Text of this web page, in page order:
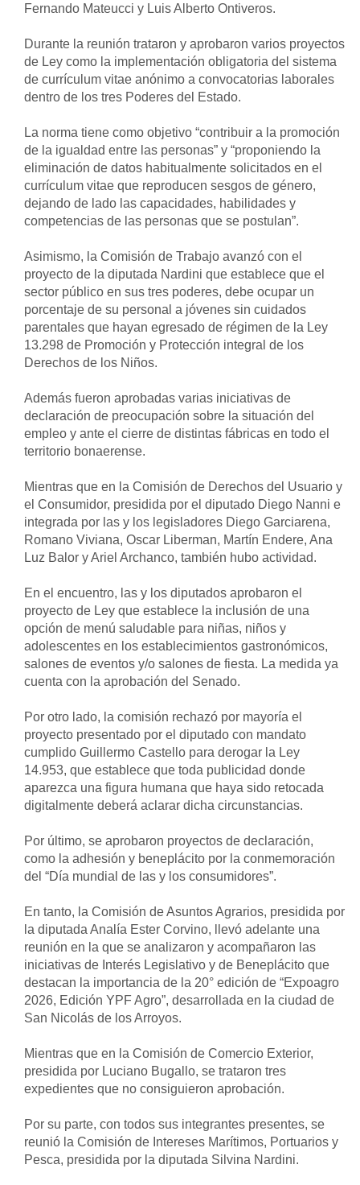
Fernando Mateucci y Luis Alberto Ontiveros.
Durante la reunión trataron y aprobaron varios proyectos
de Ley como la implementación obligatoria del sistema
de currículum vitae anónimo a convocatorias laborales
dentro de los tres Poderes del Estado.
La norma tiene como objetivo “contribuir a la promoción
de la igualdad entre las personas” y “proponiendo la
eliminación de datos habitualmente solicitados en el
currículum vitae que reproducen sesgos de género,
dejando de lado las capacidades, habilidades y
competencias de las personas que se postulan”.
Asimismo, la Comisión de Trabajo avanzó con el
proyecto de la diputada Nardini que establece que el
sector público en sus tres poderes, debe ocupar un
porcentaje de su personal a jóvenes sin cuidados
parentales que hayan egresado de régimen de la Ley
13.298 de Promoción y Protección integral de los
Derechos de los Niños.
Además fueron aprobadas varias iniciativas de
declaración de preocupación sobre la situación del
empleo y ante el cierre de distintas fábricas en todo el
territorio bonaerense.
Mientras que en la Comisión de Derechos del Usuario y
el Consumidor, presidida por el diputado Diego Nanni e
integrada por las y los legisladores Diego Garciarena,
Romano Viviana, Oscar Liberman, Martín Endere, Ana
Luz Balor y Ariel Archanco, también hubo actividad.
En el encuentro, las y los diputados aprobaron el
proyecto de Ley que establece la inclusión de una
opción de menú saludable para niñas, niños y
adolescentes en los establecimientos gastronómicos,
salones de eventos y/o salones de fiesta. La medida ya
cuenta con la aprobación del Senado.
Por otro lado, la comisión rechazó por mayoría el
proyecto presentado por el diputado con mandato
cumplido Guillermo Castello para derogar la Ley
14.953, que establece que toda publicidad donde
aparezca una figura humana que haya sido retocada
digitalmente deberá aclarar dicha circunstancias.
Por último, se aprobaron proyectos de declaración,
como la adhesión y beneplácito por la conmemoración
del “Día mundial de las y los consumidores”.
En tanto, la Comisión de Asuntos Agrarios, presidida por
la diputada Analía Ester Corvino, llevó adelante una
reunión en la que se analizaron y acompañaron las
iniciativas de Interés Legislativo y de Beneplácito que
destacan la importancia de la 20° edición de “Expoagro
2026, Edición YPF Agro”, desarrollada en la ciudad de
San Nicolás de los Arroyos.
Mientras que en la Comisión de Comercio Exterior,
presidida por Luciano Bugallo, se trataron tres
expedientes que no consiguieron aprobación.
Por su parte, con todos sus integrantes presentes, se
reunió la Comisión de Intereses Marítimos, Portuarios y
Pesca, presidida por la diputada Silvina Nardini.